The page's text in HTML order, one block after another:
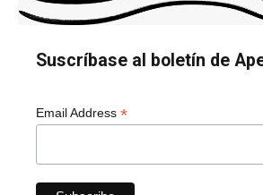
Suscríbase al boletín de
Email Address *